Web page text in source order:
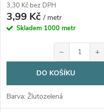
3,30 Kč bez DPH
3,99 Kč/ metr
Skladem 1000 metr
− +
DO KOŠÍKU
Barva: Žlutozelená